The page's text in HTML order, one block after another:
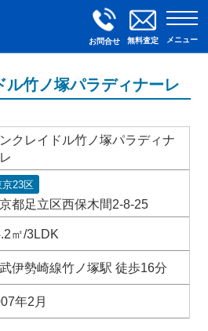
お問合せ 無料査定 メニュー
ル竹ノ塚パラディナーレ
クレイドル竹ノ塚パラディナ
京23区
都足立区西保木間2-8-25
㎡/3LDK
伊勢崎線竹ノ塚駅 徒歩16分
年2月